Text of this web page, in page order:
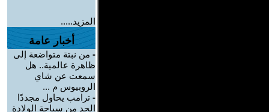
المزيد.....
أخبار عامة
- من نبتة متواضعة إلى
ظاهرة عالمية.. هل
سمعت عن شاي
الروبيوس م ...
- ترامب يحاول مجددًا
الحد من سياحة الولادة